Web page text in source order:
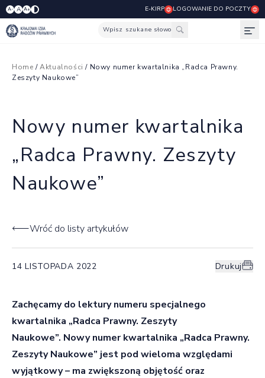
A- A A+ E-KIRP LOGOWANIE DO POCZTY
Wpisz szukane słowo
Home /Aktualności / Nowy numer kwartalnika „Radca Prawny.
Zeszyty Naukowe”
Nowy numer kwartalnika
„Radca Prawny. Zeszyty
Naukowe”
Wróć do listy artykułów
14 LISTOPADA 2022 Drukuj
Zachęcamy do lektury numeru specjalnego
kwartalnika „Radca Prawny. Zeszyty
Naukowe”. Nowy numer kwartalnika „Radca Prawny.
Zeszyty Naukowe” jest pod wieloma względami
wyjątkowy – ma zwiększoną objętość oraz